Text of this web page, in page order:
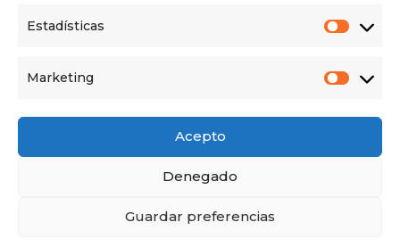
Estadísticas
Marketing
Acepto
Denegado
Guardar preferencias
El viernes 13 de Abril se reunieron la